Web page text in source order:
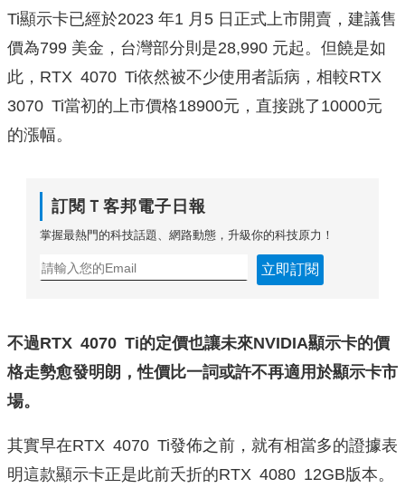
Ti顯示卡已經於2023 年1 月5 日正式上市開賣，建議售
價為799 美金，台灣部分則是28,990 元起。但饒是如
此，RTX 4070 Ti依然被不少使用者詬病，相較RTX
3070 Ti當初的上市價格18900元，直接跳了10000元
的漲幅。
訂閱Ｔ客邦電子日報
掌握最熱門的科技話題、網路動態，升級你的科技原力！
立即訂閱
不過RTX 4070 Ti的定價也讓未來NVIDIA顯示卡的價
格走勢愈發明朗，性價比一詞或許不再適用於顯示卡市
場。
其實早在RTX 4070 Ti發佈之前，就有相當多的證據表
明這款顯示卡正是此前夭折的RTX 4080 12GB版本。